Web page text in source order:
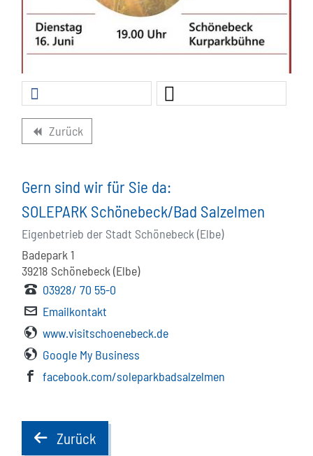
backward Zurück
Gern sind wir für Sie da:
SOLEPARK Schönebeck/Bad Salzelmen
Eigenbetrieb der Stadt Schönebeck (Elbe)
Badepark 1
39218 Schönebeck (Elbe)
03928/ 70 55-0
Emailkontakt
www.visitschoenebeck.de
Google My Business
facebook.com/soleparkbadsalzelmen
backZurück